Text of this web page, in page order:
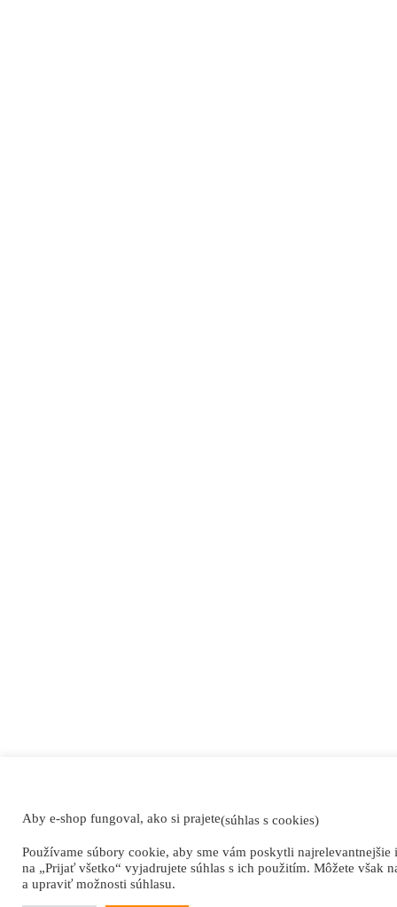
Aby e-shop fungoval, ako si prajete(súhlas s cookies)
Používame súbory cookie, aby sme vám poskytli
na „Prijať všetko“ vyjadrujete súhlas s ich použitím. Môžete však
a upraviť možnosti súhlasu.